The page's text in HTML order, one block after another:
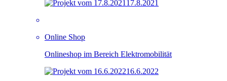
17.8.2021
Online Shop
Onlineshop im Bereich Elektromobilität
16.6.2022